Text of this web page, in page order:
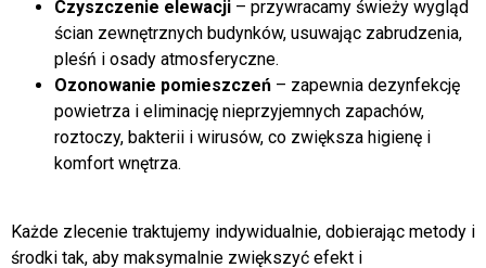
wydajność paneli słonecznych i poprawia ich
funkcjonowanie.
Czyszczenie elewacji– przywracamy świeży wygląd
ścian zewnętrznych budynków, usuwając zabrudzenia,
pleśń i osady atmosferyczne.
Ozonowanie pomieszczeń– zapewnia dezynfekcję
powietrza i eliminację nieprzyjemnych zapachów,
komfort wnętrza.